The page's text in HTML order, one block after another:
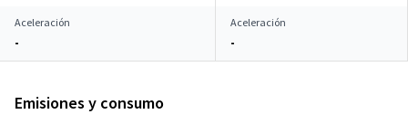
Aceleración
-
Aceleración
-
Emisiones y consumo